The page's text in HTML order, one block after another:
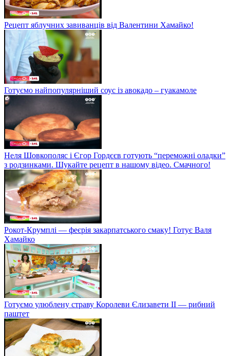
Рецепт яблучних завиванців від Валентини Хамайко!
Готуємо найпопулярніший соус із авокадо – гуакамоле
Неля Шовкополяс і Єгор Гордєєв готують “переможні оладки”
з родзинками. Шукайте рецепт в нашому відео. Смачного!
Рокот-Крумплі — феєрія закарпатського смаку! Готує Валя
Хамайко
Готуємо улюблену страву Королеви Єлизавети II — рибний
паштет